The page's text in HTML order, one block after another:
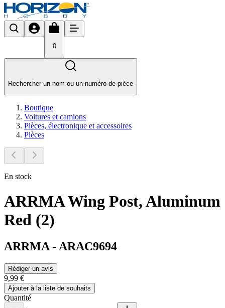
0
Rechercher un nom ou un numéro de pièce
Boutique
Voitures et camions
Pièces, électronique et accessoires
Pièces
En stock
ARRMA Wing Post, Aluminum
Red (2)
ARRMA - ARAC9694
Rédiger un avis
9,99 €
Ajouter à la liste de souhaits
Quantité